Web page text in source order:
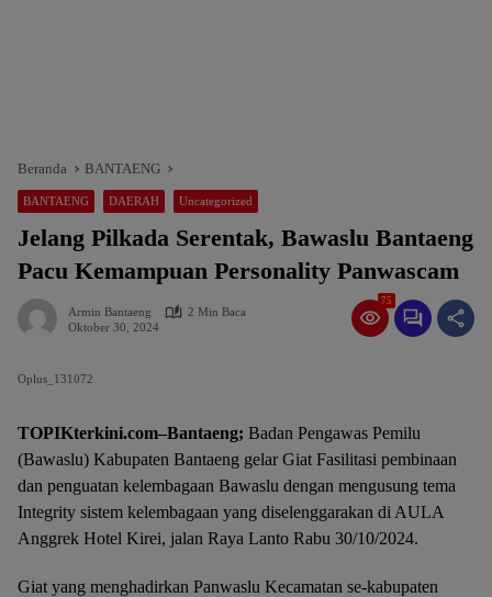
Beranda BANTAENG
BANTAENG DAERAH Uncategorized
Jelang Pilkada Serentak, Bawaslu Bantaeng
Pacu Kemampuan Personality Panwascam
Armin Bantaeng
2 Min Baca
Oktober 30, 2024
75
Oplus_131072
TOPIKterkini.com–Bantaeng; Badan Pengawas Pemilu
(Bawaslu) Kabupaten Bantaeng gelar Giat Fasilitasi pembinaan
dan penguatan kelembagaan Bawaslu dengan mengusung tema
Integrity sistem kelembagaan yang diselenggarakan di AULA
Anggrek Hotel Kirei, jalan Raya Lanto Rabu 30/10/2024.
Giat yang menghadirkan Panwaslu Kecamatan se-kabupaten